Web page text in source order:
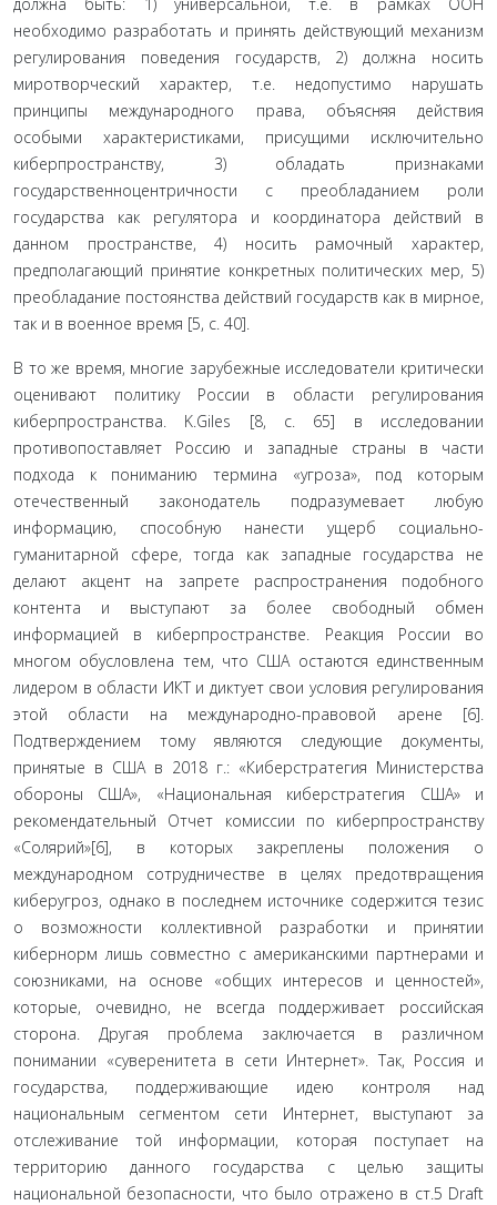
необходимо разработать и принять действующий механизм
регулирования поведения госу­дарств, 2) должна носить
миротворческий характер, т.е. недопустимо нарушать
принципы международного пра­ва, объясняя действия
особыми характеристиками, при­сущими исключительно
киберпространству, 3) обладать признаками
государственноцентричности с преоблада­нием роли
государства как регулятора и координатора действий в
данном пространстве, 4) носить рамочный ха­рактер,
предполагающий принятие конкретных полити­ческих мер, 5)
преобладание постоянства действий госу­дарств как в мирное,
так и в военное время [5, с. 40].
В то же время, многие зарубежные исследователи критически
оценивают политику России в области регу­лирования
киберпространства. K.Giles [8, c. 65] в иссле­довании
противопоставляет Россию и западные страны в части
подхода к пониманию термина «угроза», под которым
отечественный законодатель подразумевает любую
информацию, способную нанести ущерб соци­ально-
гуманитарной сфере, тогда как западные государ­ства не
делают акцент на запрете распространения по­добного
контента и выступают за более свободный обмен
информацией в киберпространстве. Реакция России во
многом обусловлена тем, что США остаются единствен­ным
лидером в области ИКТ и диктует свои условия ре­гулирования
этой области на международно-правовой арене [6].
Подтверждением тому являются следующие документы,
принятые в США в 2018 г.: «Киберстратегия Министерства
обороны США», «Национальная кибер­стратегия США» и
рекомендательный Отчет комиссии по киберпространству
«Солярий»[6], в которых закре­плены положения о
международном сотрудничестве в целях предотвращения
киберугроз, однако в последнем источнике содержится тезис
о возможности коллектив­ной разработки и принятии
кибернорм лишь совместно с американскими партнерами и
союзниками, на основе «общих интересов и ценностей»,
которые, очевидно, не всегда поддерживает российская
сторона. Другая пробле­ма заключается в различном
понимании «суверенитета в сети Интернет». Так, Россия и
государства, поддержива­ющие идею контроля над
национальным сегментом сети Интернет, выступают за
отслеживание той информации, которая поступает на
территорию данного государства с целью защиты
национальной безопасности, что было отражено в ст.5 Draft